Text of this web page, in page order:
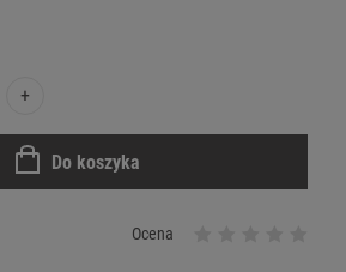
+
Do koszyka
Ocena